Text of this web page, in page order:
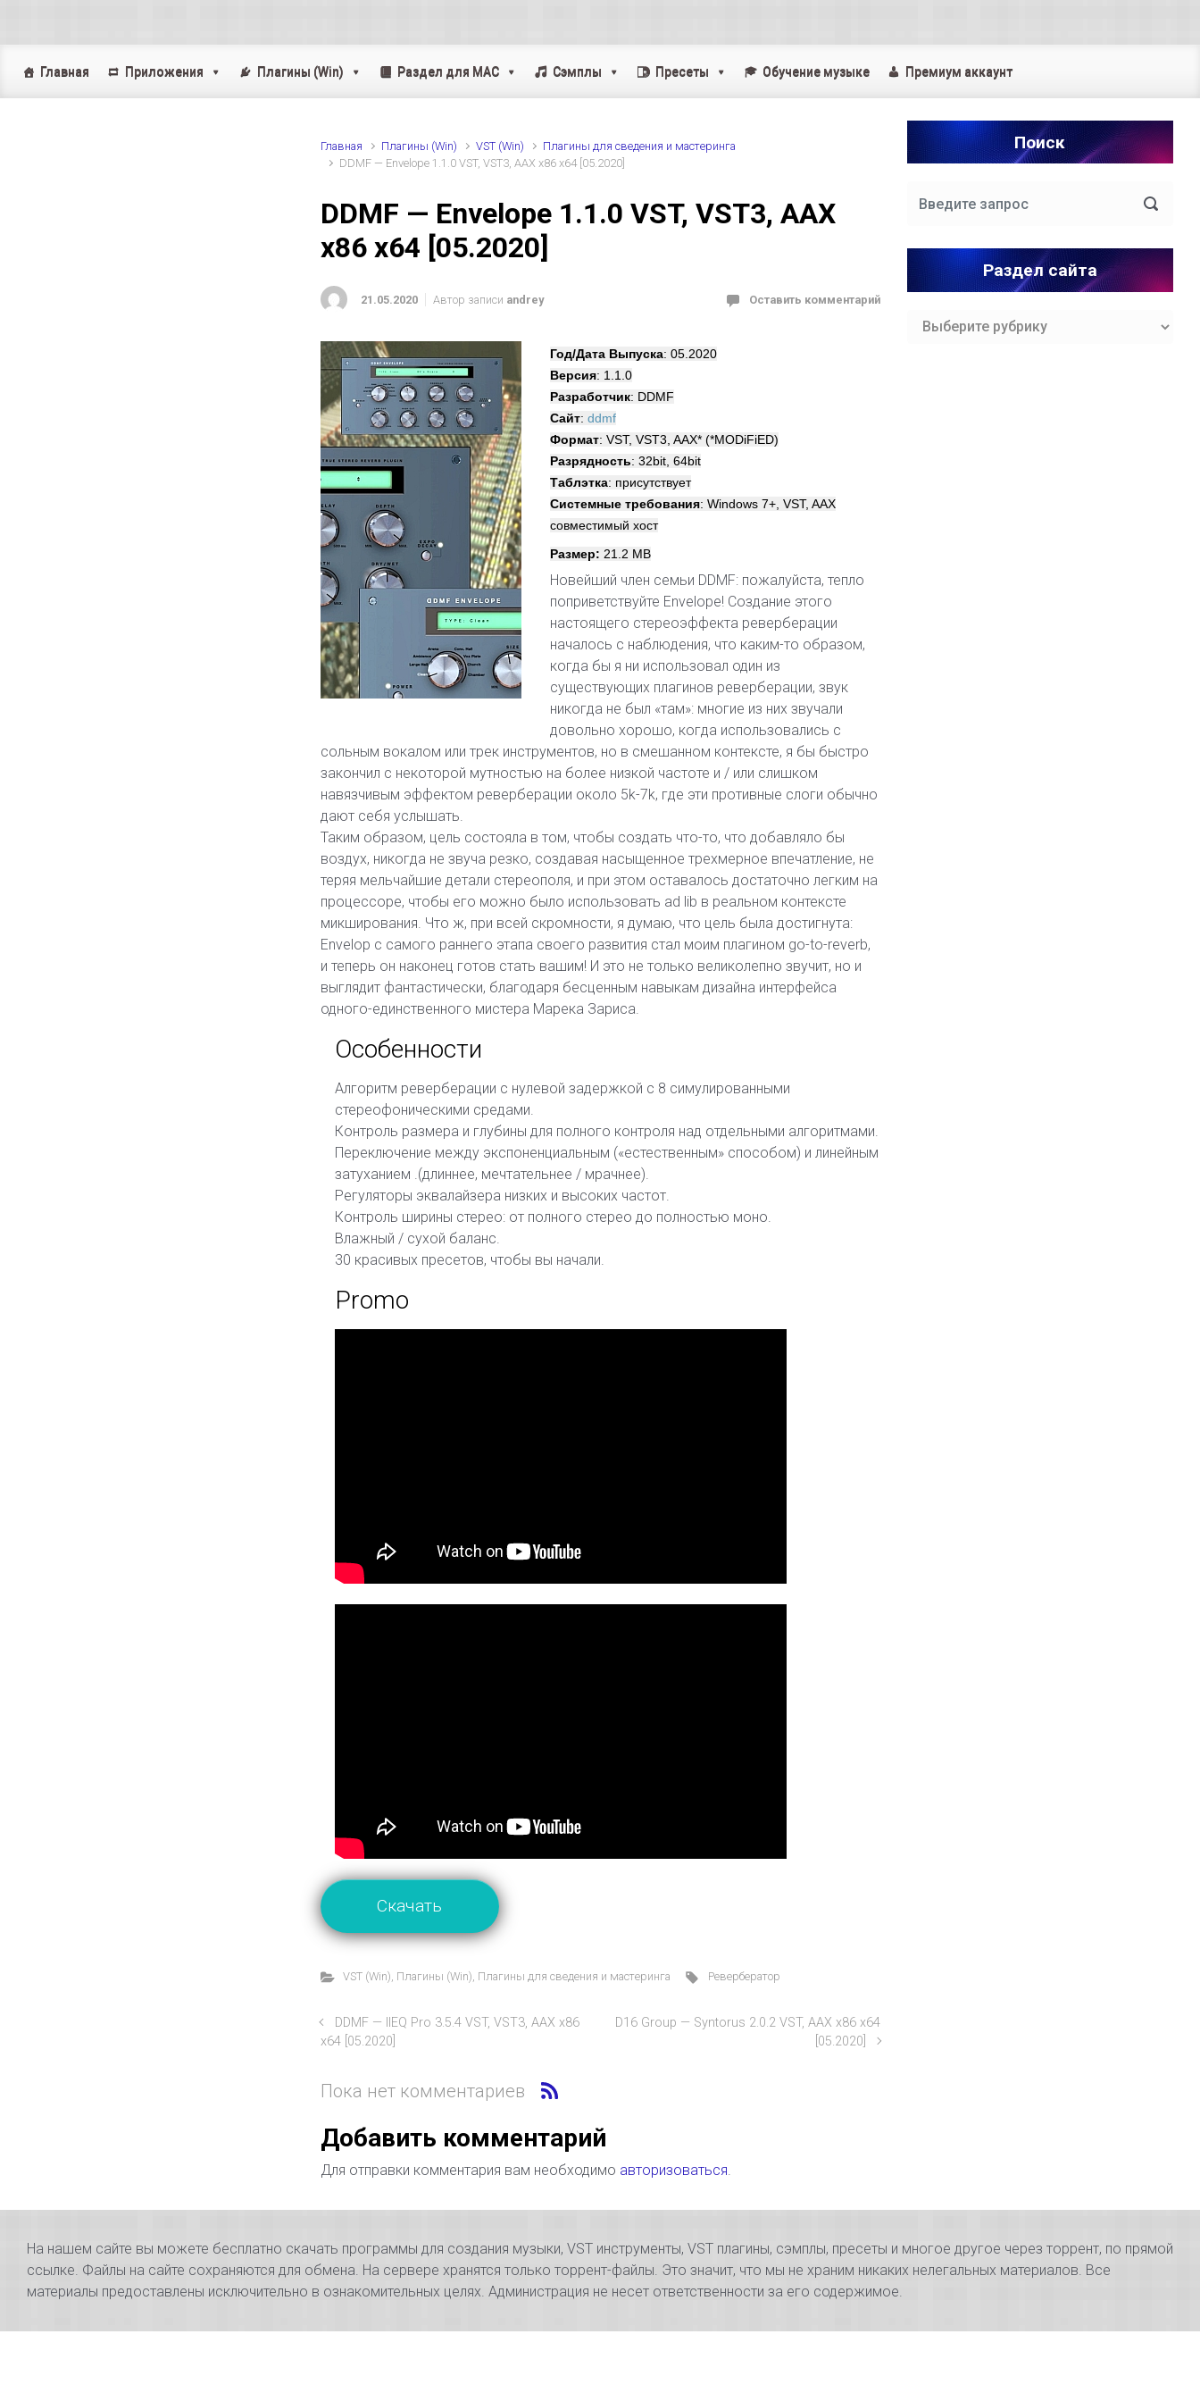
Главная Приложения Плагины (Win) Раздел для MAC Cэмплы Пресеты Обучение музыке Премиум аккаунт
Главная Плагины (Win) VST (Win)
Плагины для сведения и мастеринга
DDMF — Envelope 1.1.0 VST, VST3, AAX x86 x64 [05.2020]
DDMF — Envelope 1.1.0 VST, VST3, AAX
x86 x64 [05.2020]
21.05.2020 Автор записи andrey Оставить комментарий
Год/Дата Выпуска: 05.2020
Версия: 1.1.0
Разработчик: DDMF
Сайт: ddmf
Формат: VST, VST3, AAX* (*MODiFiED)
Разрядность: 32bit, 64bit
Таблэтка: присутствует
Системные требования: Windows 7+, VST, AAX
совместимый хост
Размер: 21.2 MB
Новейший член семьи DDMF: пожалуйста, тепло
поприветствуйте Envelope! Создание этого
настоящего стереоэффекта реверберации
началось с наблюдения, что каким-то образом,
когда бы я ни использовал один из
существующих плагинов реверберации, звук
никогда не был «там»: многие из них звучали
довольно хорошо, когда использовались с
сольным вокалом или трек инструментов, но в смешанном контексте, я бы быстро
закончил с некоторой мутностью на более низкой частоте и / или слишком
навязчивым эффектом реверберации около 5k-7k, где эти противные слоги обычно
дают себя услышать.
Таким образом, цель состояла в том, чтобы создать что-то, что добавляло бы
воздух, никогда не звуча резко, создавая насыщенное трехмерное впечатление, не
теряя мельчайшие детали стереополя, и при этом оставалось достаточно легким на
процессоре, чтобы его можно было использовать ad lib в реальном контексте
микширования. Что ж, при всей скромности, я думаю, что цель была достигнута:
Envelop с самого раннего этапа своего развития стал моим плагином go-to-reverb,
и теперь он наконец готов стать вашим! И это не только великолепно звучит, но и
выглядит фантастически, благодаря бесценным навыкам дизайна интерфейса
одного-единственного мистера Марека Зариса.
Особенности
Алгоритм реверберации с нулевой задержкой с 8 симулированными
стереофоническими средами.
Контроль размера и глубины для полного контроля над отдельными алгоритмами.
Переключение между экспоненциальным («естественным» способом) и линейным
затуханием .(длиннее, мечтательнее / мрачнее).
Регуляторы эквалайзера низких и высоких частот.
Контроль ширины стерео: от полного стерео до полностью моно.
Влажный / сухой баланс.
30 красивых пресетов, чтобы вы начали.
Promo
Скачать
VST (Win), Плагины (Win), Плагины для сведения и мастеринга Ревербератор
DDMF — IIEQ Pro 3.5.4 VST, VST3, AAX x86
x64 [05.2020]
D16 Group — Syntorus 2.0.2 VST, AAX x86 x64
[05.2020]
Пока нет комментариев
Добавить комментарий
Для отправки комментария вам необходимо авторизоваться.
Поиск
Раздел сайта
Раздел
На нашем сайте вы можете бесплатно скачать программы для создания музыки, VST инструменты, VST плагины, сэмплы, пресеты и многое другое через торрент, по прямой
ссылке. Файлы на сайте сохраняются для обмена. На сервере хранятся только торрент-файлы. Это значит, что мы не храним никаких нелегальных материалов. Все
материалы предоставлены исключительно в ознакомительных целях. Администрация не несет ответственности за его содержимое.